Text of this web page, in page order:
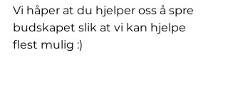
Vi håper at du hjelper oss å spre
budskapet slik at vi kan hjelpe
flest mulig :)